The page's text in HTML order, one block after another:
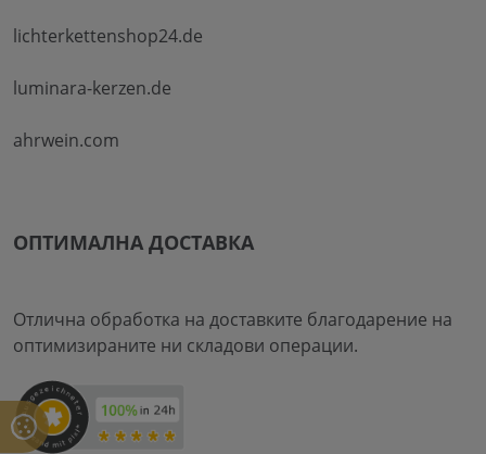
lichterkettenshop24.de
luminara-kerzen.de
ahrwein.com
ОПТИМАЛНА ДОСТАВКА
Отлична обработка на доставките благодарение на
оптимизираните ни складови операции.